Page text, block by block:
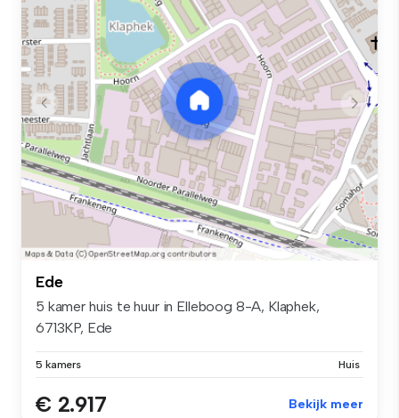
Ede
5 kamer huis te huur in Elleboog 8-A, Klaphek,
6713KP, Ede
5 kamers Huis
€ 2.917 Bekijk meer